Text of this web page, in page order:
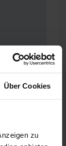
Über Cookies
zu